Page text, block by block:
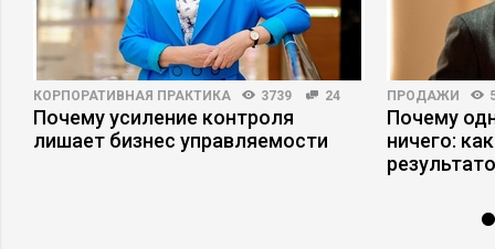
КОРПОРАТИВНАЯ ПРАКТИКА 3739 24
Почему усиление контроля
лишает бизнес управляемости
ПРОДАЖИ
Почему
ничего: